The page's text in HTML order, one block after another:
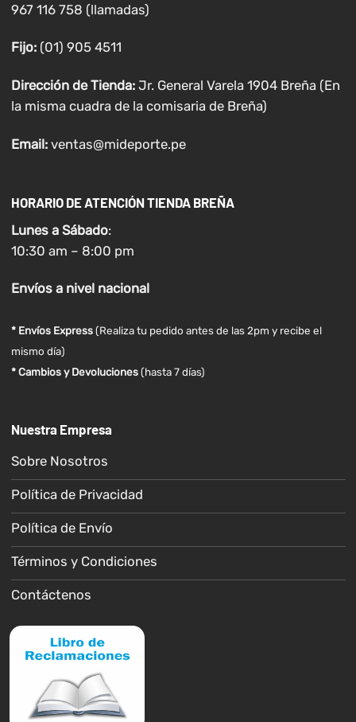
967 116 758 (llamadas)
Fijo:(01) 905 4511
Dirección de Tienda: Jr. General Varela 1904 Breña (En
la misma cuadra de la comisaria de Breña)
Email: ventas@mideporte.pe
HORARIO DE ATENCIÓN TIENDA BREÑA
Lunes a Sábado:
10:30 am – 8:00 pm
Envíosa nivel nacional
* Envíos Express(Realiza tu pedido antes de las 2pm y recibe el
mismo día)
* Cambios y Devoluciones (hasta 7 días)
Nuestra Empresa
Sobre Nosotros
Política de Privacidad
Política de Envío
Términos y Condiciones
Contáctenos